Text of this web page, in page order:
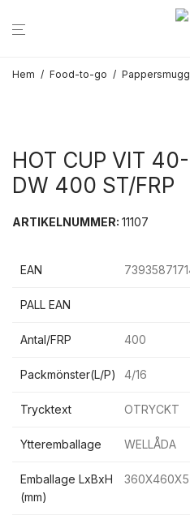
Hem / Food-to-go /
HOT CUP VIT
DW 400 ST/FRP
ARTIKELNUMMER: 11107
EAN
PALL EAN
Antal/FRP 400
Packmönster(L/P) 4/16
Trycktext OTRYCKT
Ytteremballage WELLÅDA
Emballage LxBxH
(mm)